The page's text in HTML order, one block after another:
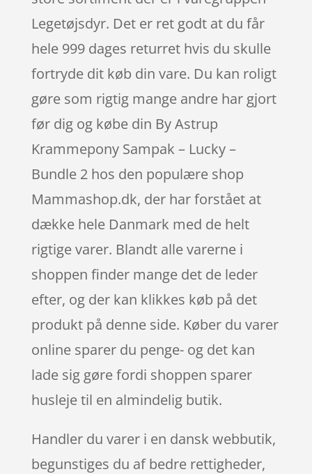
Legetøjsdyr. Det er ret godt at du får
hele 999 dages returret hvis du skulle
fortryde dit køb din vare. Du kan roligt
gøre som rigtig mange andre har gjort
før dig og købe din By Astrup
Krammepony Sampak – Lucky –
Bundle 2 hos den populære shop
Mammashop.dk, der har forstået at
dække hele Danmark med de helt
rigtige varer. Blandt alle varerne i
shoppen finder mange det de leder
efter, og der kan klikkes køb på det
produkt på denne side. Køber du varer
online sparer du penge- og det kan
lade sig gøre fordi shoppen sparer
husleje til en almindelig butik.
Handler du varer i en dansk webbutik,
begunstiges du af bedre rettigheder,